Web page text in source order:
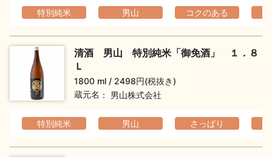
特別純米 男山 コクのある
清酒 男山 特別純米「御免酒」 １．８
Ｌ
1800 ml
2498円(税抜き)
蔵元名
男山株式会社
特別純米 男山 さっぱり